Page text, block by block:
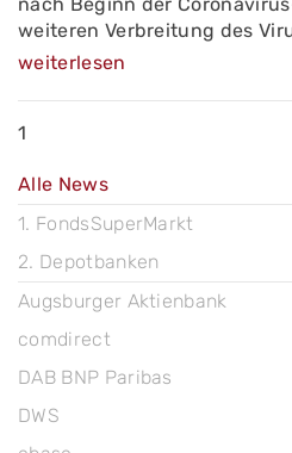
weiteren Verbreitung des
weiterlesen
1
Alle News
1. FondsSuperMarkt
2. Depotbanken
Augsburger Aktienbank
comdirect
DAB BNP Paribas
DWS